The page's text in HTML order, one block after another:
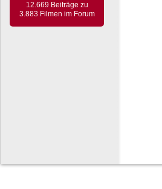
12.669 Beiträge zu
3.883 Filmen im Forum